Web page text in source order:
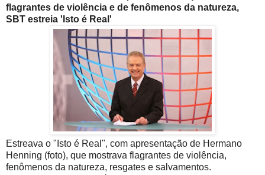
flagrantes de violência e de fenômenos da natureza,
SBT estreia 'Isto é Real'
Estreava o "Isto é Real", com apresentação de Hermano
Henning (foto), que mostrava flagrantes de violência,
fenômenos da natureza, resgates e salvamentos.